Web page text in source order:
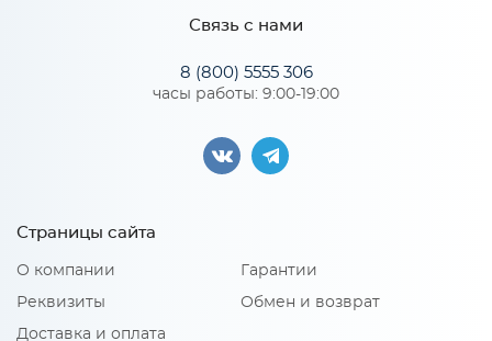
Светло-серый
Велюр
Особенности
Высота посадочного места: 470 мм; Глубина посадочного
белья: да; Марка ППУ: 2536; Наполнение подлокотника: ППУ,
синтепон 200, нетканный материал, ДВП, ДСП, рейка, брус;
Связь с нами
8 (800) 5555 306
часы работы: 9:00-19:00
Страницы сайта
О компании
Реквизиты
Доставка и оплата
Гарантии
Обмен и возврат